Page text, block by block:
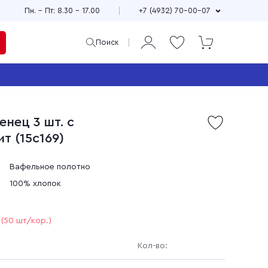
Пн. – Пт: 8.30 – 17.00 +7 (4932) 70-00-07
Поиск
3 шт. с
(15с169)
Вафельное полотно
100% хлопок
(50 шт/кор.)
Кол-во: